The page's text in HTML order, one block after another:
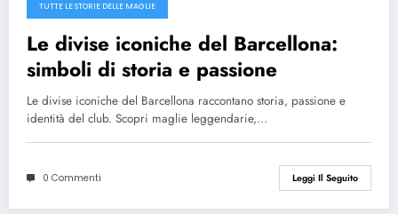
TUTTE LE STORIE DELLE MAGLIE
Le divise iconiche del Barcellona:
simboli di storia e passione
Le divise iconiche del Barcellona raccontano storia, passione e
identità del club. Scopri maglie leggendarie,…
0 Commenti Leggi Il Seguito